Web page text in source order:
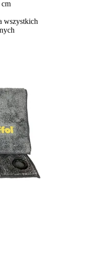
wszystkich